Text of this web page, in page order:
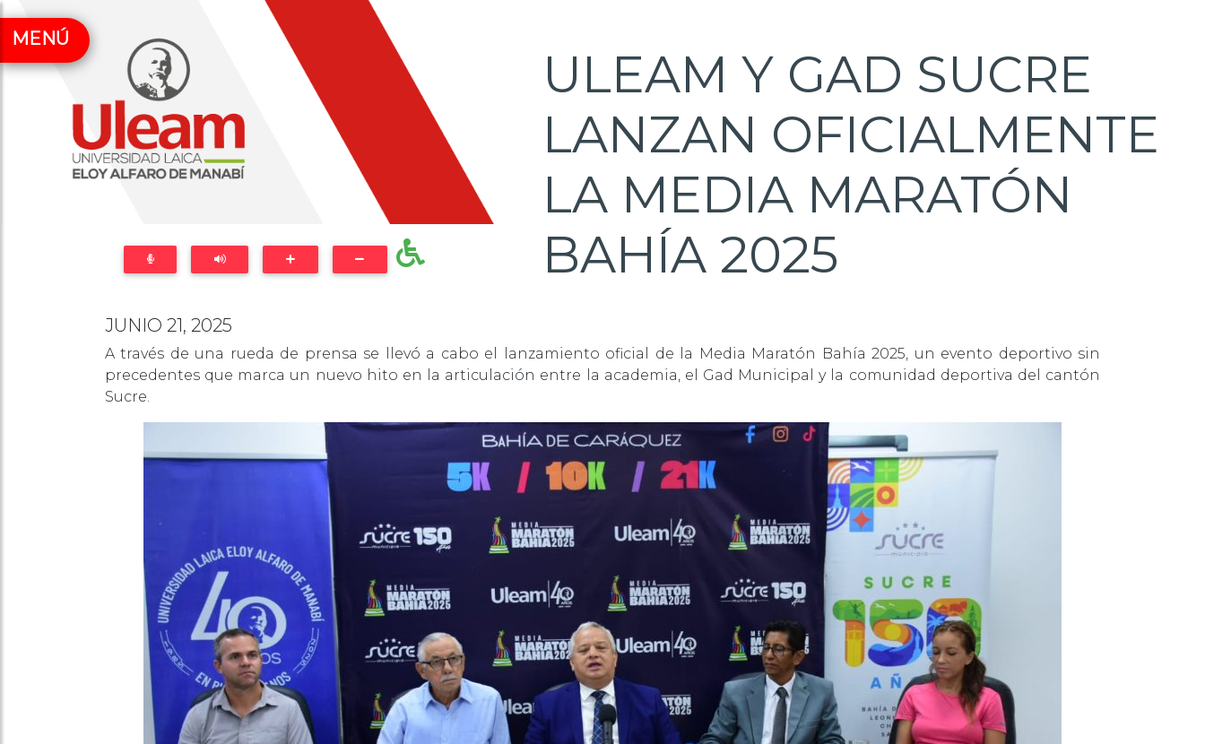
MENÚ
ULEAM Y GAD SUCRE
LANZAN OFICIALMENTE
LA MEDIA MARATÓN
BAHÍA 2025
JUNIO 21, 2025
A través de una rueda de prensa se llevó a cabo el lanzamiento oficial de la Media Maratón Bahía 2025, un evento deportivo sin
precedentes que marca un nuevo hito en la articulación entre la academia, el Gad Municipal y la comunidad deportiva del cantón
Sucre.